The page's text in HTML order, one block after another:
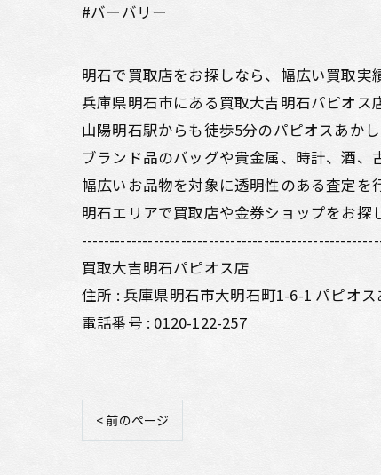
#バーバリー
明石で買取店をお探しなら、幅広い買取
兵庫県明石市にある買取大吉明石パピオス
山陽明石駅からも徒歩5分のパピオスあかし
ブランド品のバッグや貴金属、時計、酒、
幅広いお品物を対象に透明性のある査定を
明石エリアで買取店や金券ショップをお探
買取大吉明石パピオス店
住所 : 兵庫県明石市大明石町1-6-1 パピオ
電話番号 : 0120-122-257
< 前のページ